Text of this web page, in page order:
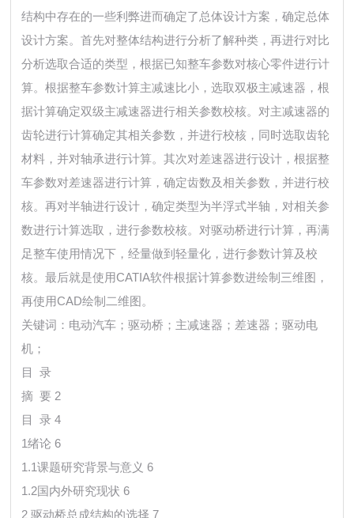
结构中存在的一些利弊进而确定了总体设计方案，确定总体
设计方案。首先对整体结构进行分析了解种类，再进行对比
分析选取合适的类型，根据已知整车参数对核心零件进行计
算。根据整车参数计算主减速比小，选取双极主减速器，根
据计算确定双级主减速器进行相关参数校核。对主减速器的
齿轮进行计算确定其相关参数，并进行校核，同时选取齿轮
材料，并对轴承进行计算。其次对差速器进行设计，根据整
车参数对差速器进行计算，确定齿数及相关参数，并进行校
核。再对半轴进行设计，确定类型为半浮式半轴，对相关参
数进行计算选取，进行参数校核。对驱动桥进行计算，再满
足整车使用情况下，经量做到轻量化，进行参数计算及校
核。最后就是使用CATIA软件根据计算参数进绘制三维图，
再使用CAD绘制二维图。
关键词：电动汽车；驱动桥；主减速器；差速器；驱动电
机；
目 录
摘 要 2
目 录 4
1绪论 6
1.1课题研究背景与意义 6
1.2国内外研究现状 6
2 驱动桥总成结构的选择 7